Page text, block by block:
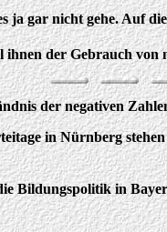
ja gar nicht gehe. Auf
der Gebrauch von
der negativen
in Nürnberg
Bildungspolitik in